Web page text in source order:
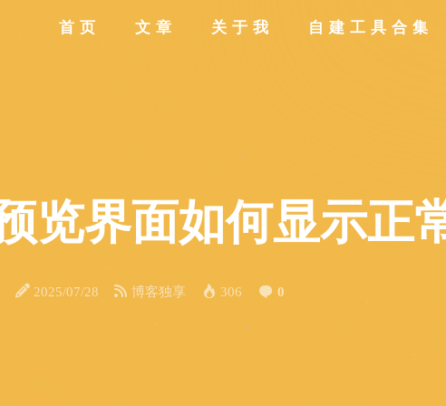
首页 文章 关于我 自建工具合集
览界面如何显示正
2025/07/28 博客独享 306 0